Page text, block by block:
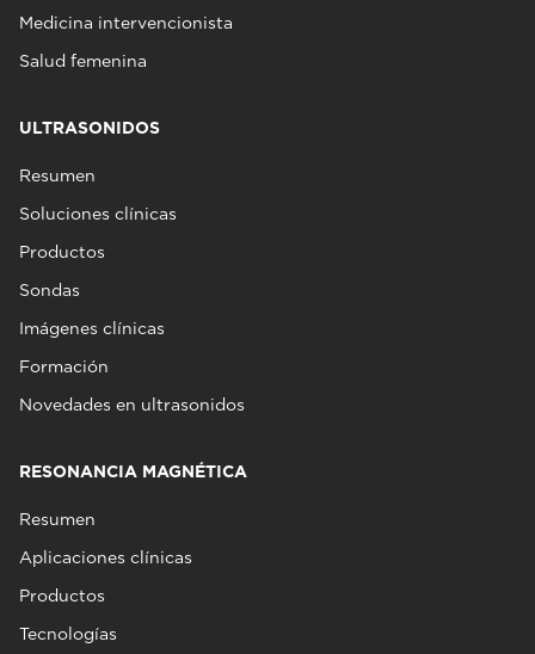
Medicina intervencionista
Salud femenina
ULTRASONIDOS
Resumen
Soluciones clínicas
Productos
Sondas
Imágenes clínicas
Formación
Novedades en ultrasonidos
RESONANCIA MAGNÉTICA
Resumen
Aplicaciones clínicas
Productos
Tecnologías